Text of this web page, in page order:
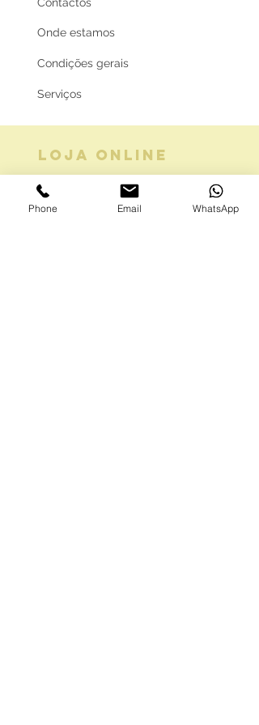
Onde estamos
Condições gerais
Serviços
LOJA ONLINE
Guia de tamanhos
Phone Email WhatsApp